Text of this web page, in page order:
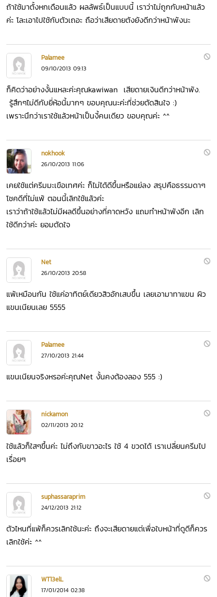
ถ้าใช้มาตั้งหกเดือนแล้ว ผลลัพธ์เป็นแบบนี้ เราว่าไม่ถูกกับหน้าแล้ว
ค่ะ โละเอาไปใช้กับตัวเถอะ ถือว่าเสียดายตังยังดีกว่าหน้าพังนะ
Palamee
09/10/2013 09:13
ก็คิดว่าอย่างงั้นแหละค่ะคุณkawiwan เสียดายเงินดีกว่าหน้าพัง.
รู้สึกๆไม่ดีกับยี่ห้อนี้มากๆ ขอบคุณนะค่ะที่ช่วยตัดสินใจ :)
เพราะนึกว่าเราใช้แล้วหน้าเป็นงี้คนเดียว ขอบคุณค่ะ ^^
nokhook
26/10/2013 11:06
เคยใช้แต่ครีมมะเขือเทศค่ะ ก็ไม่ได้ดีขึ้นหรือแย่ลงสรุปคือธรรมดาๆ
โชคดีที่ไม่แพ้ ตอนนี้เลิกใช้แล้วค่ะ
เราว่าถ้าใช้แล้วไม่มีผลดีขึ้นอย่างที่คาดหวัง แถมทำหน้าพังอีก เลิก
ใช้ดีกว่าค่ะ ยอมตัดใจ
Net
26/10/2013 20:58
แพ้เหมือนกัน ใช้แค่อาทิตย์เดียวสิวอักเสบขึ้น เลยเอามาทาแขน ผิว
แขนเนียนเลย 5555
Palamee
27/10/2013 21:44
แขนเนียนจริงหรอค่ะคุณNet งั้นคงต้องลอง 555 :)
nickamon
02/11/2013 20:12
ใช้แล้วก็ใสๆขึ้นค่ะ ไม่ถึงกับขาวอะไร ใช้ 4 ขวดได้ เราเปลี่ยนครีมไป
เรื่อยๆ
suphassaraprim
24/12/2013 21:12
ตัวไหนที่แพ้ก็ควรเลิกใช้นะค่ะ ถึงจะเสียดายแต่เพื่อใบหน้าที่ดูดีก็ควร
เลิกใช้ค่ะ ^^
WT13elL
17/01/2014 02:38